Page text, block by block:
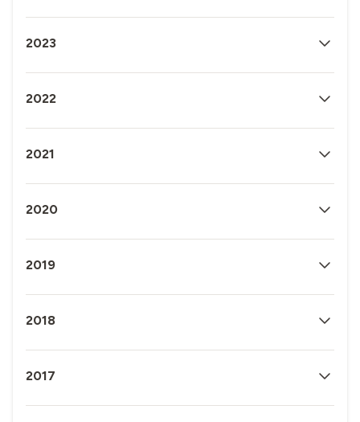
2023
2022
2021
2020
2019
2018
2017